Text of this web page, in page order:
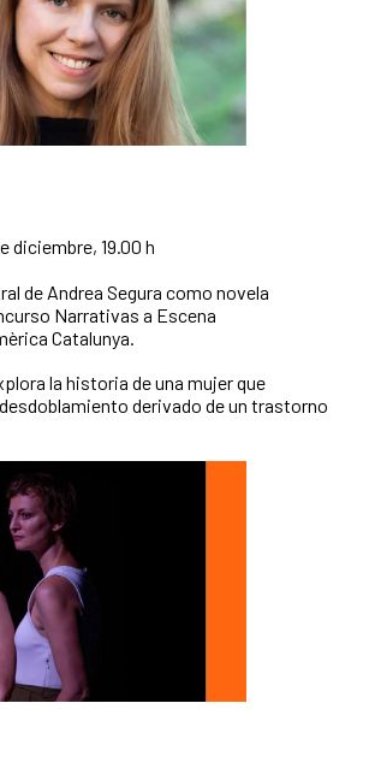
diciembre, 19.00 h
de Andrea Segura como novela
Narrativas a Escena
Catalunya.
la historia de una mujer que
derivado de un trastorno